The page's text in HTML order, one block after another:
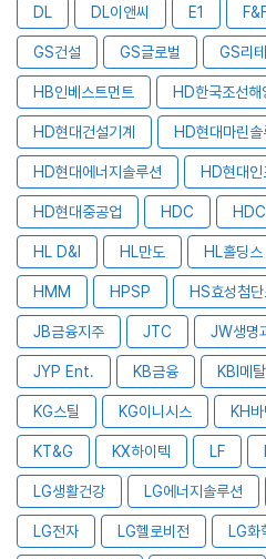
DL DL이앤씨 E1
GS건설 GS글로벌 GS리
HB인베스트먼트 HD한국조선해
HD현대건설기계 HD현대마린솔
HD현대에너지솔루션 HD현대인
HD현대중공업 HDC HDC
HL D&I HL만도 HL홀딩스
HMM HPSP HS효성첨단
JB금융지주 JTC JW생명
JYP Ent. KB금융 KBI메탈
KG스틸 KG이니시스 KH바
KT&G KX하이텍 LF
LG생활건강 LG에너지솔루션
LG전자 LG헬로비전 LG화